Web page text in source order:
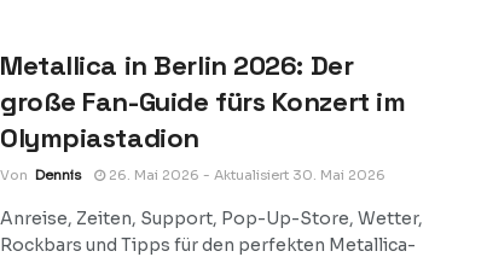
Metallica in Berlin 2026: Der
große Fan-Guide fürs Konzert im
Olympiastadion
Von Dennis 26. Mai 2026 - Aktualisiert 30. Mai 2026
Anreise, Zeiten, Support, Pop-Up-Store, Wetter,
Rockbars und Tipps für den perfekten Metallica-